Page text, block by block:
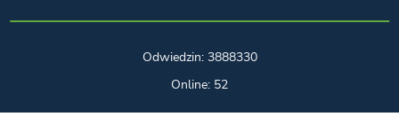
Odwiedzin: 3888330
Online: 52